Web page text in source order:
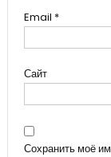
Email *
Сайт
Сохранить моё